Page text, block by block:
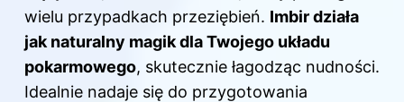
wielu przypadkach przeziębień. Imbir działa
jak naturalny magik dla Twojego układu
pokarmowego, skutecznie łagodząc nudności.
Idealnie nadaje się do przygotowania